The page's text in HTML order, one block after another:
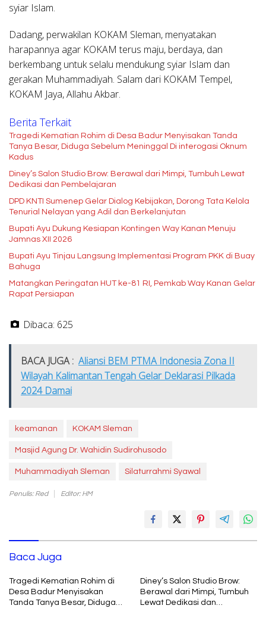
syiar Islam.
Dadang, perwakilan KOKAM Sleman, menyatakan
harapannya agar KOKAM terus maju, berdaya, dan
berkembang untuk selalu mendukung syiar Islam dan
gerakan Muhammadiyah. Salam dari KOKAM Tempel,
KOKAM Jaya, Allahu Akbar.
Berita Terkait
Tragedi Kematian Rohim di Desa Badur Menyisakan Tanda
Tanya Besar, Diduga Sebelum Meninggal Di interogasi Oknum
Kadus
Diney’s Salon Studio Brow: Berawal dari Mimpi, Tumbuh Lewat
Dedikasi dan Pembelajaran
DPD KNTI Sumenep Gelar Dialog Kebijakan, Dorong Tata Kelola
Tenurial Nelayan yang Adil dan Berkelanjutan
Bupati Ayu Dukung Kesiapan Kontingen Way Kanan Menuju
Jamnas XII 2026
Bupati Ayu Tinjau Langsung Implementasi Program PKK di Buay
Bahuga
Matangkan Peringatan HUT ke-81 RI, Pemkab Way Kanan Gelar
Rapat Persiapan
Dibaca: 625
BACA JUGA : Aliansi BEM PTMA Indonesia Zona II
Wilayah Kalimantan Tengah Gelar Deklarasi Pilkada
2024 Damai
keamanan KOKAM Sleman
Masjid Agung Dr. Wahidin Sudirohusodo
Muhammadiyah Sleman Silaturrahmi Syawal
Penulis: Red Editor: HM
Baca Juga
Tragedi Kematian Rohim di
Desa Badur Menyisakan
Tanda Tanya Besar, Diduga
Diney’s Salon Studio Brow:
Berawal dari Mimpi, Tumbuh
Lewat Dedikasi dan